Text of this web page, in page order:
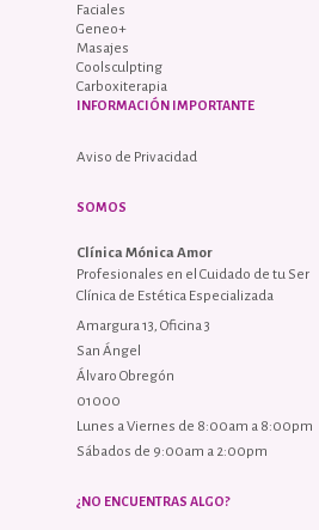
Faciales
Geneo+
Masajes
Coolsculpting
Carboxiterapia
INFORMACIÓN IMPORTANTE
Aviso de Privacidad
SOMOS
Clínica Mónica Amor
Profesionales en el Cuidado de tu Ser
Clínica de Estética Especializada
Amargura 13, Oficina 3
San Ángel
Álvaro Obregón
01000
Lunes a Viernes de 8:00am a 8:00pm
Sábados de 9:00am a 2:00pm
¿NO ENCUENTRAS ALGO?